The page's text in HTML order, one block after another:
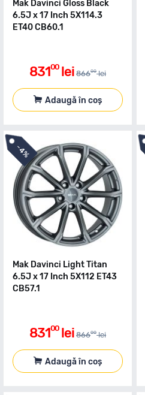
Mak Davinci Gloss Black
6.5J x 17 Inch 5X114.3
ET40 CB60.1
83100 lei 86600 lei
Adaugă în coș
-
4%
Mak Davinci Light Titan
6.5J x 17 Inch 5X112 ET43
CB57.1
83100 lei 86600 lei
Adaugă în coș